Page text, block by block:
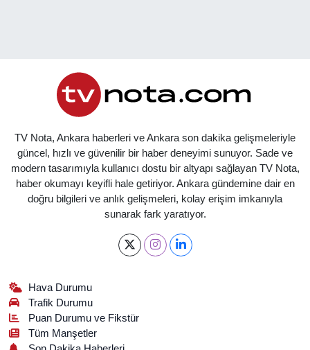
TV Nota, Ankara haberleri ve Ankara son dakika gelişmeleriyle
güncel, hızlı ve güvenilir bir haber deneyimi sunuyor. Sade ve
modern tasarımıyla kullanıcı dostu bir altyapı sağlayan TV Nota,
haber okumayı keyifli hale getiriyor. Ankara gündemine dair en
doğru bilgileri ve anlık gelişmeleri, kolay erişim imkanıyla
sunarak fark yaratıyor.
Hava Durumu
Trafik Durumu
Puan Durumu ve Fikstür
Tüm Manşetler